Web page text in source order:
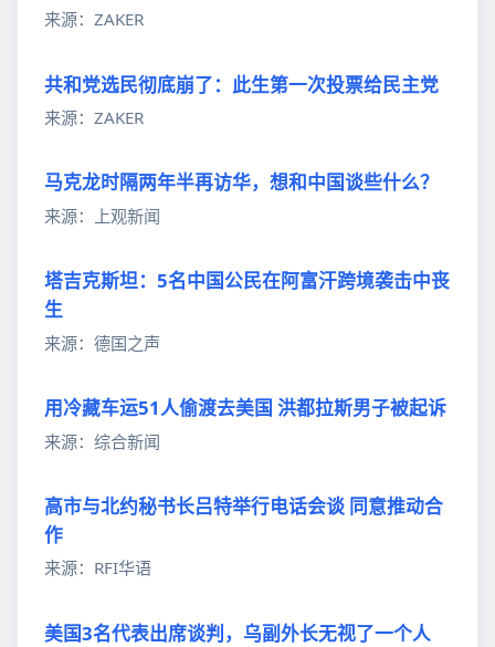
来源：ZAKER
共和党选民彻底崩了：此生第一次投票给民主党
来源：ZAKER
马克龙时隔两年半再访华，想和中国谈些什么？
来源：上观新闻
塔吉克斯坦：5名中国公民在阿富汗跨境袭击中丧
生
来源：德国之声
用冷藏车运51人偷渡去美国 洪都拉斯男子被起诉
来源：综合新闻
高市与北约秘书长吕特举行电话会谈 同意推动合
作
来源：RFI华语
美国3名代表出席谈判，乌副外长无视了一个人